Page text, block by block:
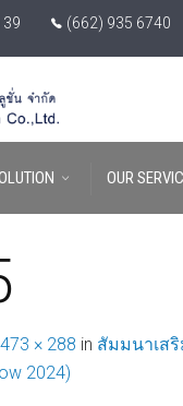
(662) 935 6740
OUR
473 × 288 in สัมมนาเส
2024)